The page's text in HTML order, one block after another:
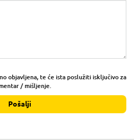
objavljena, te će ista poslužiti isključivo za
/ mišljenje.
Pošalji